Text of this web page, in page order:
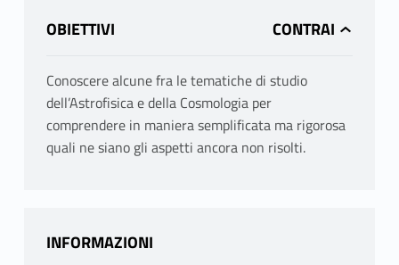
OBIETTIVI
Conoscere alcune fra le tematiche di studio
dell’Astrofisica e della Cosmologia per
comprendere in maniera semplificata ma rigorosa
quali ne siano gli aspetti ancora non risolti.
INFORMAZIONI